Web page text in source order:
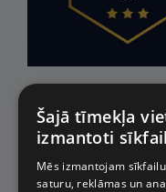
Šajā tīmekļa
izmantoti
Mēs izmantojam
saturu, reklāmas un